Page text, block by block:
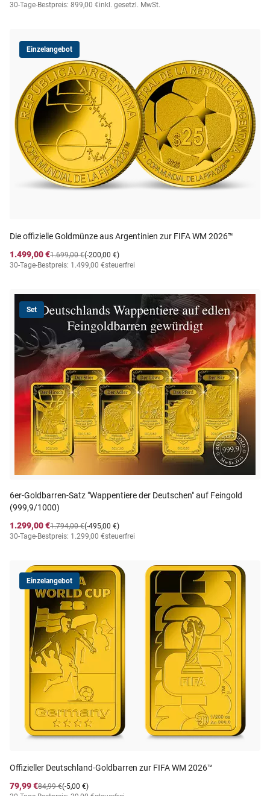
30-Tage-Bestpreis: 899,00 €inkl. gesetzl. MwSt.
Einzelangebot
Die offizielle Goldmünze aus Argentinien zur FIFA WM 2026™
1.499,00 €
(-200,00 €)
1.699,00 €
30-Tage-Bestpreis: 1.499,00 €steuerfrei
Set
6er-Goldbarren-Satz "Wappentiere der Deutschen" auf Feingold
(999,9/1000)
1.299,00 €
(-495,00 €)
1.794,00 €
30-Tage-Bestpreis: 1.299,00 €steuerfrei
Einzelangebot
Offizieller Deutschland-Goldbarren zur FIFA WM 2026™
79,99 €
(-5,00 €)
84,99 €